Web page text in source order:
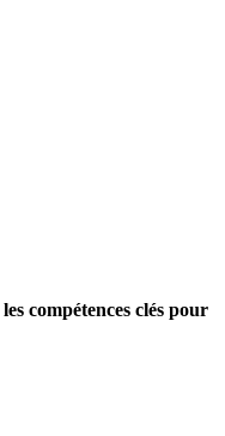
compétences clés pour